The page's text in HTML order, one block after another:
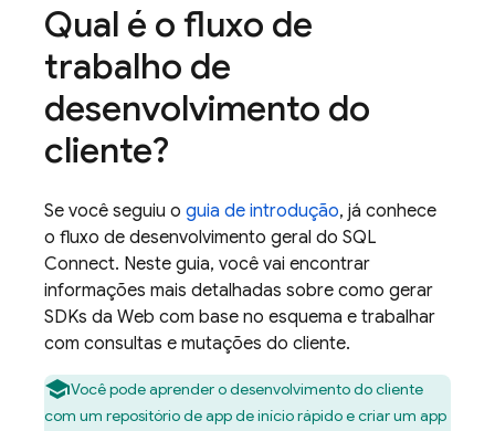
Qual é o fluxo de
trabalho de
desenvolvimento do
cliente?
Se você seguiu o guia de introdução, já conhece
o fluxo de desenvolvimento geral do SQL
Connect. Neste guia, você vai encontrar
informações mais detalhadas sobre como gerar
SDKs da Web com base no esquema e trabalhar
com consultas e mutações do cliente.
Você pode aprender o desenvolvimento do cliente
com um repositório de app de início rápido e criar um app